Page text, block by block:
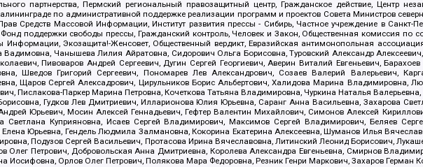
партнерства, Пермский региональный правозащитный центр, Гражданское действие, Центр
по административной поддержке реализации программ и проектов Совета Министров
Средств Массовой Информации, Институт развития прессы - Сибирь, Частное учреждение в Санкт-
поддержки свободы прессы, Гражданский контроль, Человек и Закон, Общественная комиссия по
Экозащита!-Женсовет, Общественный вердикт, Евразийская антимонопольная
Чанышева Лилия Айратовна, Сидорович Ольга Борисовна, Туровский Александр
Пивоваров Андрей Сергеевич, Дугин Сергей Георгиевич, Аверин Виталий Евгеньевич,
Шведов Григорий Сергеевич, Пономарев Лев Александрович, Созаев Валерий Валерьевич,
Щаров Сергей Алексадрович, Цирульников Борис Альбертович, Халидова Марина Владимировна,
Пислакова-Паркер Марина Петровна, Кочеткова Татьяна Владимировна, Чуркина Наталья
Гудков Лев Дмитриевич, Илларионова Юлия Юрьевна, Саранг Анна Васильевна, Захарова
Юрьевич, Мосин Алексей Геннадьевич, Гефтер Валентин Михайлович, Симонов Алексей
Куприяновна, Исаев Сергей Владимирович, Максимов Сергей Владимирович, Беляев
Юрьевна, Гендель Людмила Залмановна, Кокорина Екатерина Алексеевна, Шуманов Илья
Подузов Сергей Васильевич, Протасова Ирина Вячеславовна, Литинский Леонид Борисович,
Петрович, Добровольская Анна Дмитриевна, Королева Александра Евгеньевна, Смирнов
Иосифовна, Орлов Олег Петрович, Полякова Мара Федоровна, Резник Генри Маркович, Захаров Герман